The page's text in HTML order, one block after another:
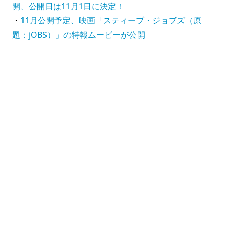
開、公開日は11月1日に決定！
・ 11月公開予定、映画「スティーブ・ジョブズ（原
題：jOBS）」の特報ムービーが公開